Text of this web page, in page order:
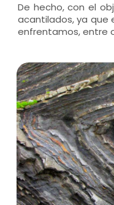
De hecho, con el
acantilados, ya que
enfrentamos, entre